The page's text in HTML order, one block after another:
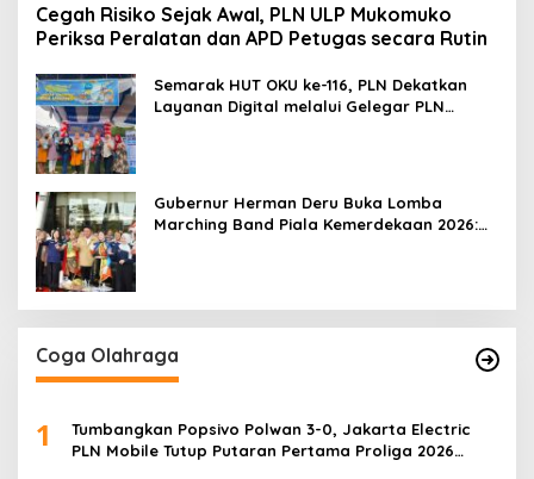
Cegah Risiko Sejak Awal, PLN ULP Mukomuko
Periksa Peralatan dan APD Petugas secara Rutin
Semarak HUT OKU ke-116, PLN Dekatkan
Layanan Digital melalui Gelegar PLN
Gubernur Herman Deru Buka Lomba
Marching Band Piala Kemerdekaan 2026:
Coga Olahraga
1
Tumbangkan Popsivo Polwan 3-0, Jakarta Electric
PLN Mobile Tutup Putaran Pertama Proliga 2026